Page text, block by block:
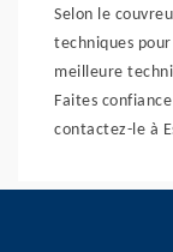
Selon le
techniques
meilleure
Faites
contactez-le à